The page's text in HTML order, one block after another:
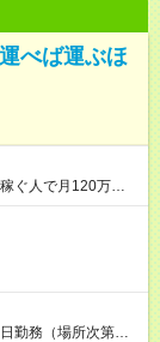
べば運ぶほ
ぐ人で月120万ほ
個配達×25日勤務
勤務（場所次第で